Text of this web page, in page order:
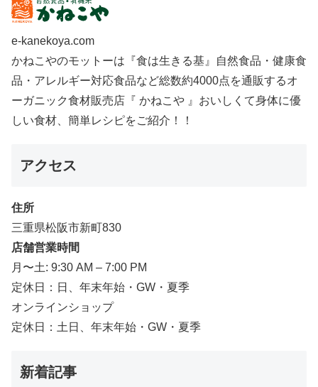
e-kanekoya.com
かねこやのモットーは『食は生きる基』自然食品・健康食
品・アレルギー対応食品など総数約4000点を通販するオ
ーガニック食材販売店『 かねこや 』おいしくて身体に優
しい食材、簡単レシピをご紹介！！
アクセス
住所
三重県松阪市新町830
店舗営業時間
月〜土: 9:30 AM – 7:00 PM
定休日：日、年末年始・GW・夏季
オンラインショップ
定休日：土日、年末年始・GW・夏季
新着記事